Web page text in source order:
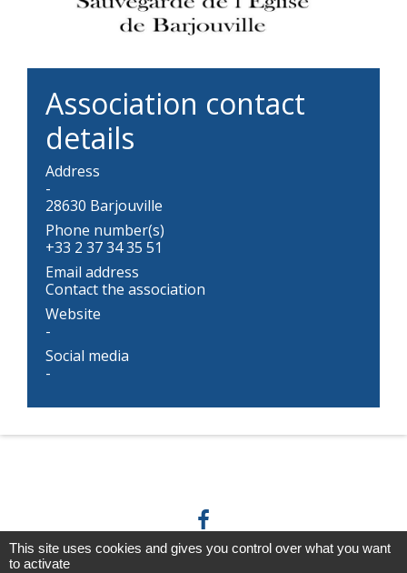
Association contact
details
Address
-
28630 Barjouville
Phone number(s)
+33 2 37 34 35 51
Email address
Contact the association
Website
-
Social media
-
This site uses cookies and gives you control over what you want
to activate